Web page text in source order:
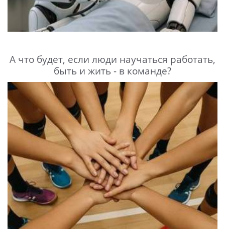
А что будет, если люди научаться работать,
быть и жить - в команде?